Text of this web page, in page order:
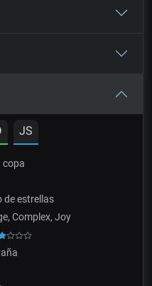
JS
copa
de estrellas
Complex, Joy